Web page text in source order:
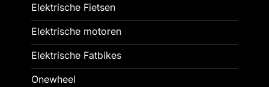
Elektrische Fietsen
Elektrische motoren
Elektrische Fatbikes
Onewheel